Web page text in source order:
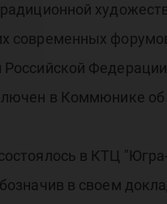
современных
Российской
в Коммюнике
в КТЦ
в своем